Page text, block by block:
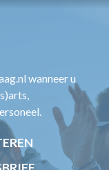
wanneer u